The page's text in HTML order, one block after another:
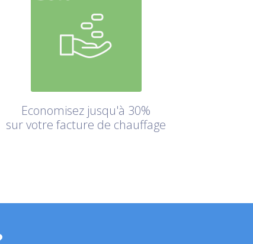
Economisez jusqu'à 30%
sur votre facture de chauffage